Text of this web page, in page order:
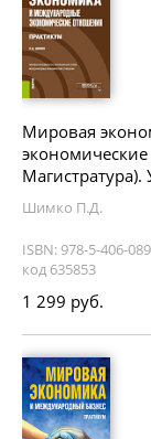
Мировая
Шимко П.Д.
ISBN: 978-5-406-
код 635853
1 299 руб.